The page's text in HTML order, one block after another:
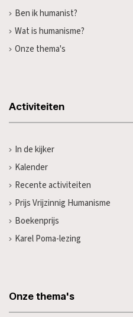
Ben ik humanist?
Wat is humanisme?
Onze thema's
Activiteiten
In de kijker
Kalender
Recente activiteiten
Prijs Vrijzinnig Humanisme
Boekenprijs
Karel Poma-lezing
Onze thema's